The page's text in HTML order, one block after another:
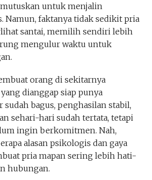
untuk menjalin
Namun, faktanya tidak sedikit pria
santai, memilih sendiri lebih
mengulur waktu untuk
orang di sekitarnya
dianggap siap punya
sudah bagus, penghasilan stabil,
sehari-hari sudah tertata, tetapi
ingin berkomitmen. Nah,
alasan psikologis dan gaya
pria mapan sering lebih hati-
hubungan.